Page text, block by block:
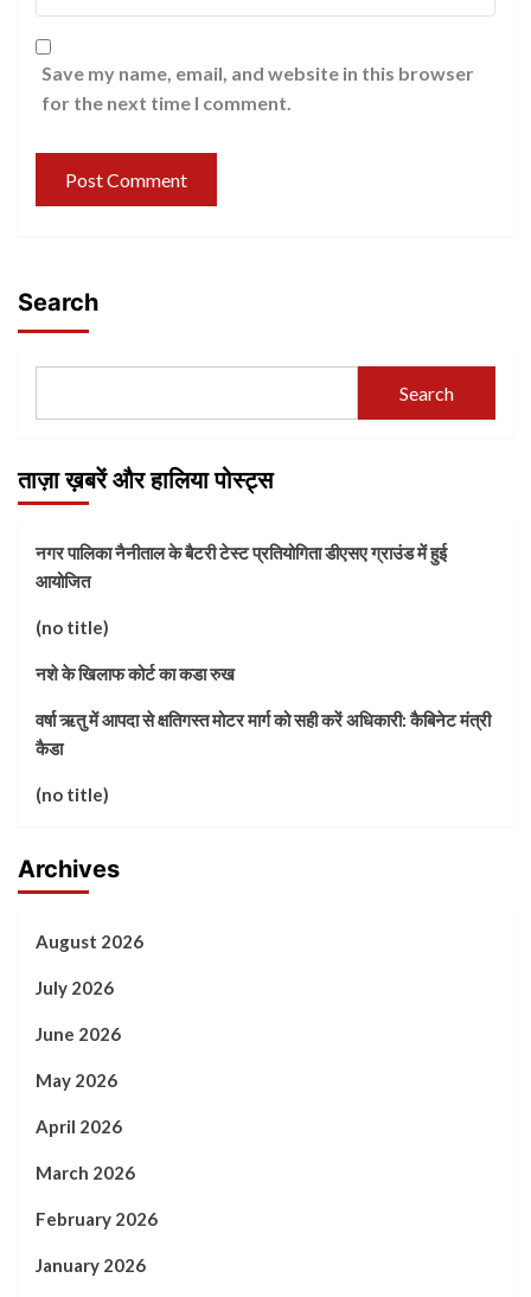
Save my name, email, and website in this browser
for the next time I comment.
Search
Search
ताज़ा ख़बरें और हालिया पोस्ट्स
नगर पालिका नैनीताल के बैटरी टेस्ट प्रतियोगिता डीएसए ग्राउंड में हुई
आयोजित
(no title)
नशे के खिलाफ कोर्ट का कडा रुख
वर्षा ऋतु में आपदा से क्षतिगस्त मोटर मार्ग को सही करें अधिकारी: कैबिनेट मंत्री
कैडा
(no title)
Archives
August 2026
July 2026
June 2026
May 2026
April 2026
March 2026
February 2026
January 2026